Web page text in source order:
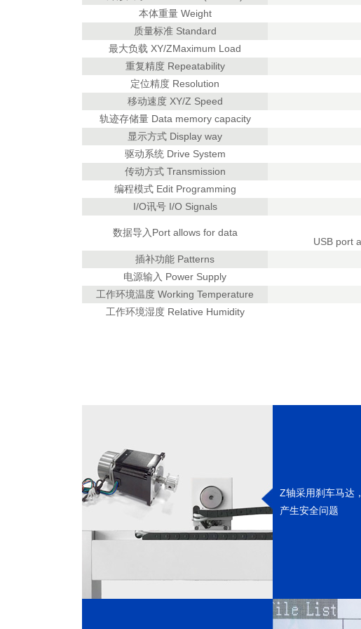
本体重量 Weight
质量标准 Standard
最大负载 XY/ZMaximum Load
重复精度 Repeatability
定位精度 Resolution
移动速度 XY/Z Speed
轨迹存储量 Data memory capacity
显示方式 Display way
驱动系统 Drive System
传动方式 Transmission
编程模式 Edit Programming
I/O讯号 I/O Signals
数据导入Port allows for data
USB port
插补功能 Patterns
电源输入 Power Supply
工作环境温度 Working Temperature
工作环境湿度 Relative Humidity
Z轴采用刹车马达
产生安全问题